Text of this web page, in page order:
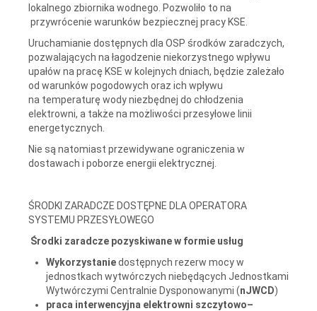
lokalnego zbiornika wodnego. Pozwoliło to na
przywrócenie warunków bezpiecznej pracy KSE.
Uruchamianie dostępnych dla OSP środków zaradczych,
pozwalających na łagodzenie niekorzystnego wpływu
upałów na pracę KSE w kolejnych dniach, będzie zależało
od warunków pogodowych oraz ich wpływu
na temperaturę wody niezbędnej do chłodzenia
elektrowni, a także na możliwości przesyłowe linii
energetycznych.
Nie są natomiast przewidywane ograniczenia w
dostawach i poborze energii elektrycznej.
ŚRODKI ZARADCZE DOSTĘPNE DLA OPERATORA
SYSTEMU PRZESYŁOWEGO
Środki zaradcze pozyskiwane w formie usług
Wykorzystaniedostępnych rezerw mocy w
jednostkach wytwórczych niebędących Jednostkami
Wytwórczymi Centralnie Dysponowanymi (nJWCD)
praca interwencyjna elektrowni szczytowo–